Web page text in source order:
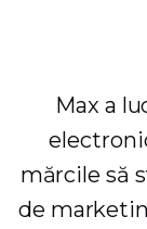
Max a
mărcile să
de